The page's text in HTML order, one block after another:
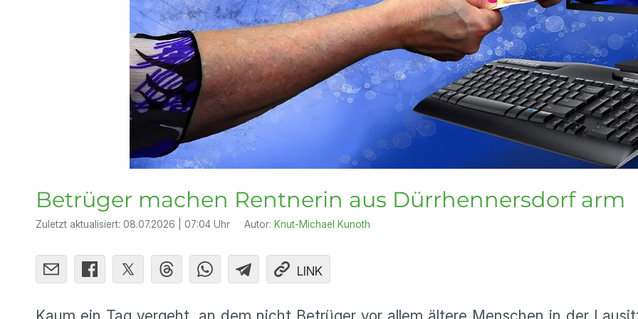
Betrüger machen Rentnerin aus Dürrhennersdorf arm
Zuletzt aktualisiert: 08.07.2026 | 07:04 Uhr Autor: Knut-Michael Kunoth
LINK